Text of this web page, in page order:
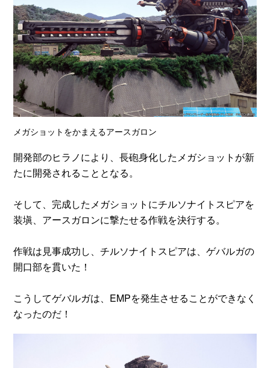
メガショットをかまえるアースガロン
開発部のヒラノにより、長砲身化したメガショットが新
たに開発されることとなる。
そして、完成したメガショットにチルソナイトスピアを
装塡、アースガロンに撃たせる作戦を決行する。
作戦は見事成功し、チルソナイトスピアは、ゲバルガの
開口部を貫いた！
こうしてゲバルガは、EMPを発生させることができなく
なったのだ！